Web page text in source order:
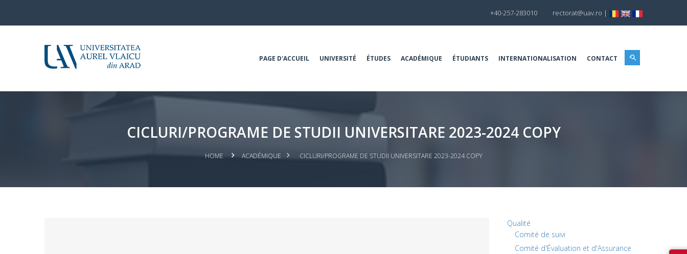
+40-257-283010 rectorat@uav.ro |
PAGE D'ACCUEIL UNIVERSITÉ ÉTUDES ACADÉMIQUE ÉTUDIANTS INTERNATIONALISATION CONTACT
CICLURI/PROGRAME DE STUDII UNIVERSITARE 2023-2024 COPY
HOME ACADÉMIQUE CICLURI/PROGRAME DE STUDII UNIVERSITARE 2023-2024 COPY
Qualité
Comité de suivi
Comité d'Évaluation et d'Assurance